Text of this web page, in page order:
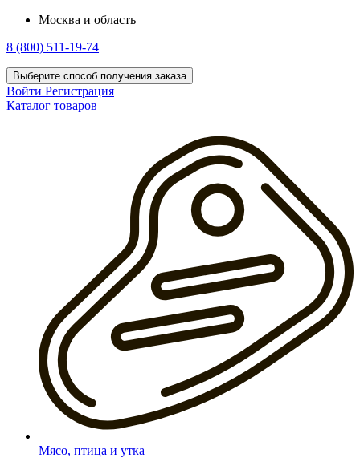
Москва и область
8 (800) 511-19-74
Выберите способ получения заказа
Войти Регистрация
Каталог товаров
Мясо, птица и утка